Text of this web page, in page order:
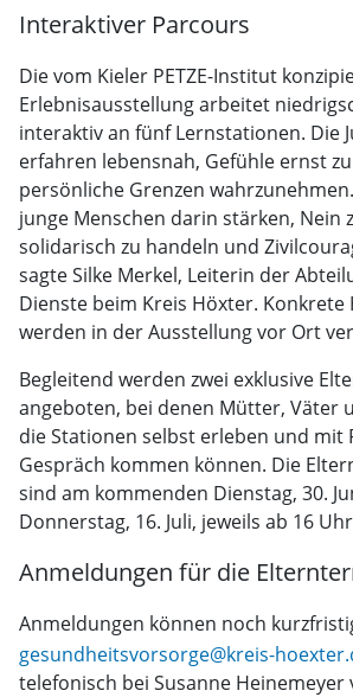
Interaktiver Parcours
Die vom Kieler PETZE-Institut
Erlebnisausstellung arbeitet
interaktiv an fünf Lernstationen. Die
erfahren lebensnah, Gefühle ernst
persönliche Grenzen
junge Menschen darin stärken, Nein
solidarisch zu handeln und
sagte Silke Merkel, Leiterin der
Dienste beim Kreis Höxter. Konkrete
werden in der Ausstellung vor Ort
Begleitend werden zwei exklusive
angeboten, bei denen Mütter, Väter
die Stationen selbst erleben und mit
Gespräch kommen können. Die
sind am kommenden Dienstag, 30.
Donnerstag, 16. Juli, jeweils ab 16
Anmeldungen für die
Anmeldungen können noch
gesundheitsvorsorge@kreis-
telefonisch bei Susanne